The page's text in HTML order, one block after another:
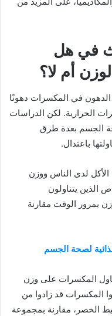
في هل
أم لا؟
في المكسرات دهونًا
الحرارية. لكن الدراسات
الجسم بعدة طرق
باعتدال.
لدى الناس ووزن
الذين يتناولون
بمرور الوقت مقارنة
30 دراسة آثار تناول المكسرات على وزن
المكسرات قد زادوا من
الخصر، مقارنة بمجموعة